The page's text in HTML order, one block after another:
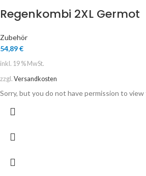
Regenkombi 2XL Germot
Zubehör
54,89€
inkl. 19 % MwSt.
zzgl. Versandkosten
Sorry, but you do not have permission to